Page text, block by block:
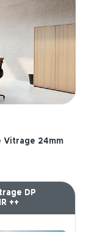
Vitrage 24mm
DP
++